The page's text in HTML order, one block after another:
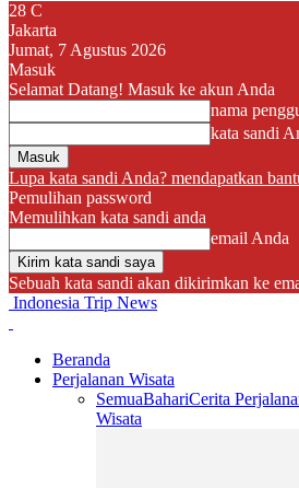
28 C
Jakarta
Jumat, 7 Agustus 2026
Masuk
Selamat Datang! Masuk ke akun Anda
nama
kata sandi
Lupa kata sandi Anda? mendapatkan
Pemulihan password
Memulihkan kata sandi anda
email Anda
Sebuah kata sandi akan dikirimkan ke
Indonesia Trip News
Beranda
Perjalanan Wisata
SemuaBahariCerita
Wisata